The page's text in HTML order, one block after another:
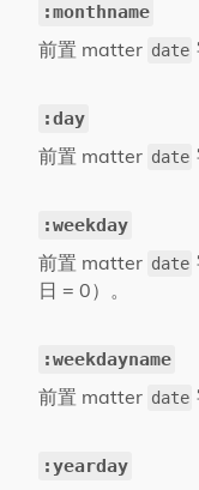
:monthname
前置 matter date
:day
前置 matter date
:weekday
前置 matter date
日 = 0）。
:weekdayname
前置 matter date
:yearday